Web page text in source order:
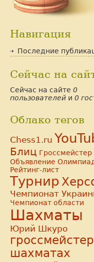
Навигация
Последние
Сейчас на
Сейчас на сайте 0
пользователей и 0
Облако тегов
Chess1.ru
Блиц Гроссмейстер
Объявление
Рейтинг-лист
Турнир
Чемпионат
Чемпионат области
Шахматы
Юрий Шкуро
шахматах